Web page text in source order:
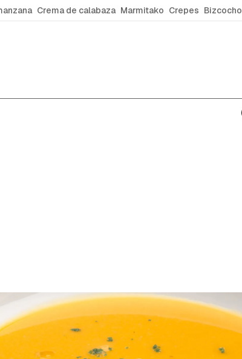
Crema de calabaza Marmitako Crepes Bizcocho